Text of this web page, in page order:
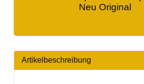
Neu Original
Artikelbeschreibung